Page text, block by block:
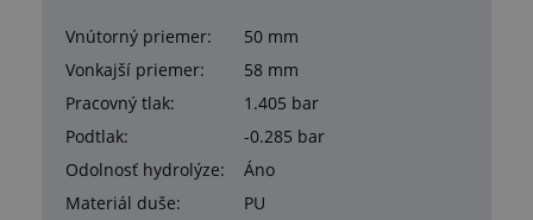
Vnútorný priemer:
50 mm
Vonkajší priemer:
58 mm
Pracovný tlak:
1.405 bar
Podtlak:
-0.285 bar
Odolnosť hydrolýze:
Áno
Materiál duše:
PU